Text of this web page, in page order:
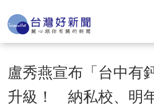
盧秀燕宣布「台中有
升級！ 納私校、明